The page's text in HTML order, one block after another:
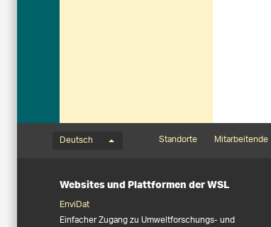
Sprachmenü
Deutsch
Footernavigation
Standorte Mitarbeitende
Websites und Plattformen der WSL
EnviDat
Einfacher Zugang zu Umweltforschungs- und